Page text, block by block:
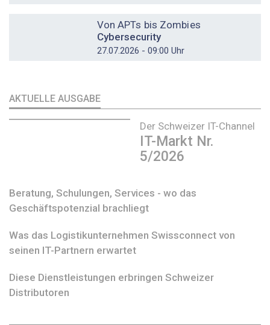
Von APTs bis Zombies
Cybersecurity
27.07.2026 - 09:00 Uhr
AKTUELLE AUSGABE
Der Schweizer IT-Channel
IT-Markt Nr.
5/2026
Beratung, Schulungen, Services - wo das
Geschäftspotenzial brachliegt
Was das Logistikunternehmen Swissconnect von
seinen IT-Partnern erwartet
Diese Dienstleistungen erbringen Schweizer
Distributoren